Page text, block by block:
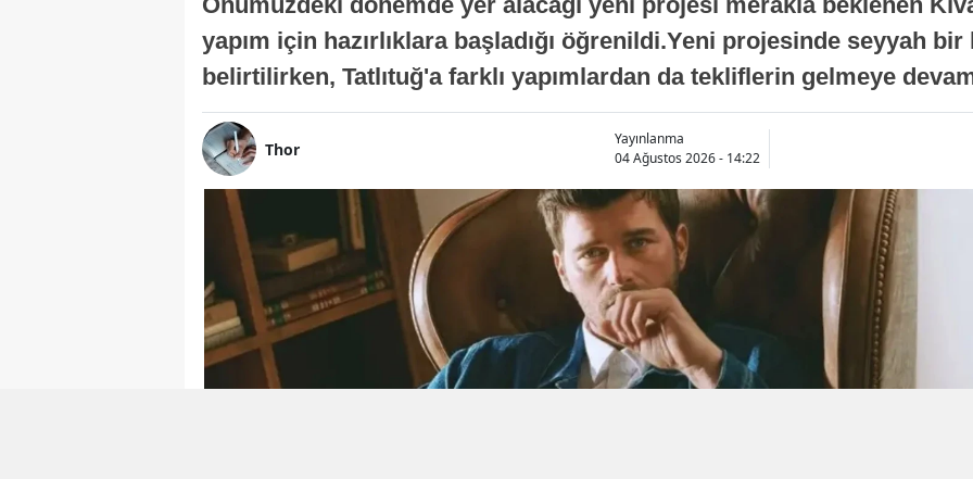
yapım için hazırlıklara başladığı öğrenildi.Yeni projesinde seyyah
belirtilirken, Tatlıtuğ'a farklı yapımlardan da tekliflerin gelmeye
Thor
Yayınlanma
04 Ağustos 2026 - 14:22